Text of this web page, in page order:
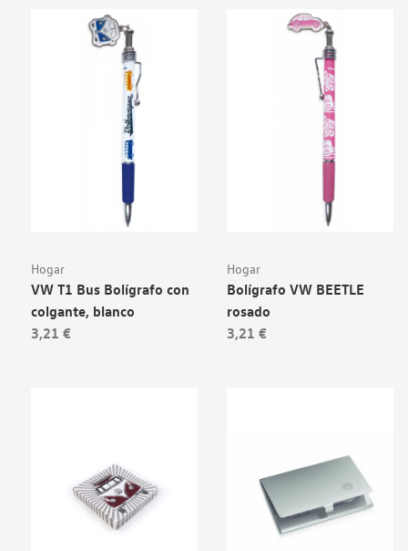
Hogar
VW T1 Bus Bolígrafo con
colgante, blanco
3,21 €
Hogar
Bolígrafo VW BEETLE
rosado
3,21 €